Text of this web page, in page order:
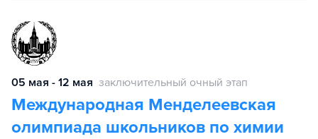
05 мая - 12 мая заключительный очный этап
Международная Менделеевская
олимпиада школьников по химии